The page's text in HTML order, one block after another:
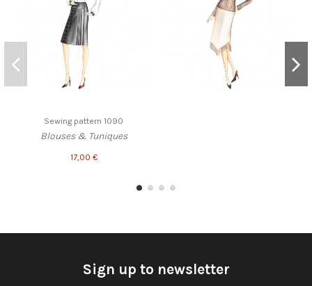
Sewing pattern 1090
Blouses & Tuniques
17,00 €
Sign up to newsletter